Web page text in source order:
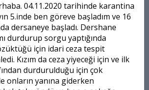
04.11.2020 tarihinde karantina
5.inde ben göreve başladım ve 16
dersaneye başladı. Dershane
durdurup sorgu yaptığında
için idari ceza tespit
Kızım da ceza yiyeceği için ve ilk
durdurulduğu için çok
onların yanına giderken